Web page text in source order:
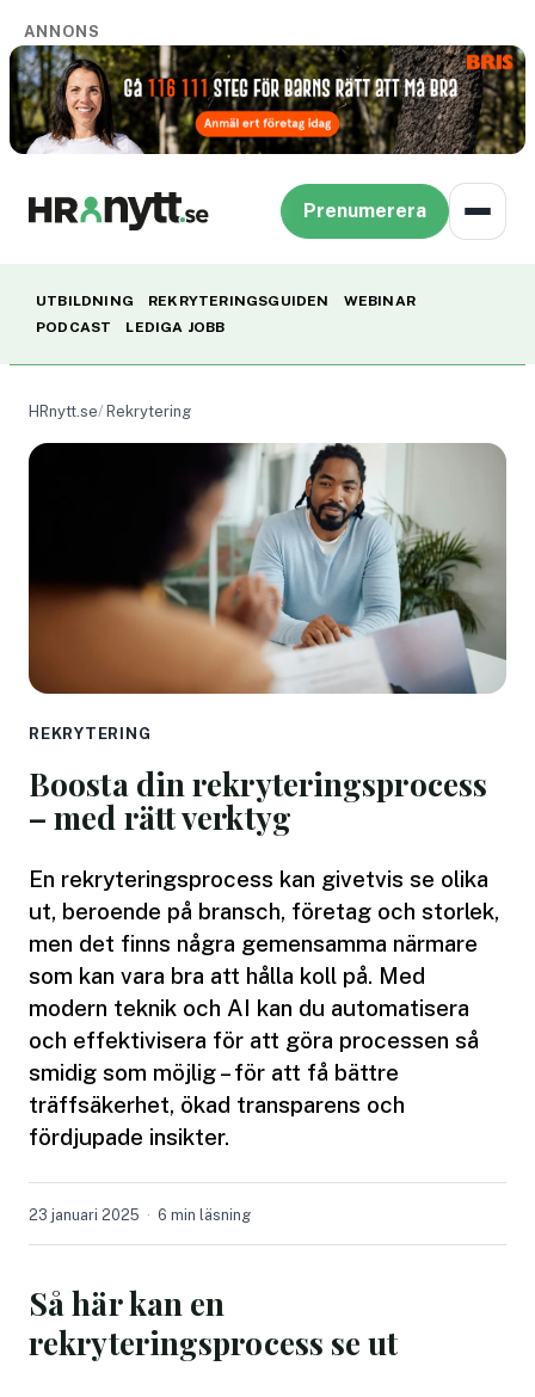
ANNONS
Prenumerera
UTBILDNING REKRYTERINGSGUIDEN
WEBINAR
PODCAST
LEDIGA JOBB
HRnytt.se Rekrytering
REKRYTERING
Boosta din rekryteringsprocess
– med rätt verktyg
En rekryteringsprocess kan givetvis se olika
ut, beroende på bransch, företag och storlek,
men det finns några gemensamma närmare
som kan vara bra att hålla koll på. Med
modern teknik och AI kan du automatisera
och effektivisera för att göra processen så
smidig som möjlig – för att få bättre
träffsäkerhet, ökad transparens och
fördjupade insikter.
23 januari 2025 6 min läsning
Så här kan en
rekryteringsprocess se ut